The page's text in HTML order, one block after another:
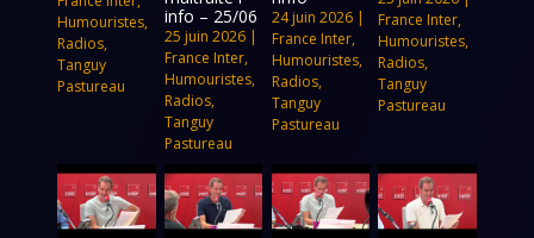
Humouristes,
Radios,
Tanguy
Pastureau
info – 25/06
25 juin 2026|
France Inter,
Humouristes,
Radios,
Tanguy
Pastureau
24 juin 2026|
France Inter,
Humouristes,
Radios,
Tanguy
Pastureau
France Inter,
Humouristes,
Radios,
Tanguy
Pastureau